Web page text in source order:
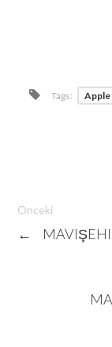
Tags: Apple
Önceki
←